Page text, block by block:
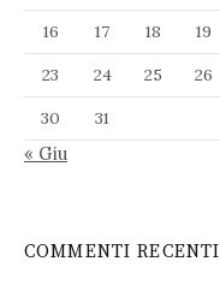
16
17 18 19
23
24 25 26
30
31
« Giu
COMMENTI RECENTI